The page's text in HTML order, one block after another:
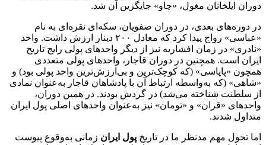
دوران ایلخانان مغول، «چاو» جایگزین آن شد.
در دوره‌های بعدی، در دوران صفویان، سکه‌ای نقره‌ای به نام
«عباسی» رواج پیدا کرد که معادل ۲۰۰ دینار ارزش داشت. واحد
«نادری» در زمان افشاریه نیز از دیگر واحدهای پولی رایج تاریخ
ایران است. همچنین در دوران قاجار، واحدهای پولی متعددی
همچون «پاپاسی» (که کوچک‌ترین و بی‌ارزش‌ترین واحد پولی بود) و
«شاهی» (که به‌واسطه ارتباط آن با پادشاهان قاجار به‌عنوان نمادی
از سلطنت شناخته می‌شد) در گردش بودند. در همین دوران،
واحدهای «قران» و «تومان» نیز به‌عنوان واحدهای اصلی پول ایران
متداول شدند.
اما تحول مهم مدنظر ما در تاریخ پول ایران زمانی به‌وقوع پیوست